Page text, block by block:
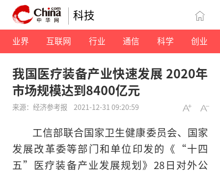
科技
业界 互联网 行业 通信 科学 创业
我国医疗装备产业快速发展 2020年
市场规模达到8400亿元
来源：经济参考报 2021-12-31 09:20:59
工信部联合国家卫生健康委员会、国家
发展改革委等部门和单位印发的《“十四
五”医疗装备产业发展规划》28日对外公